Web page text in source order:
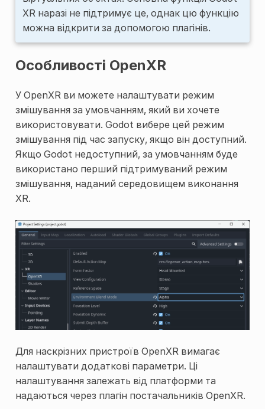
XR наразі не підтримує це, однак цю функцію
можна відкрити за допомогою плагінів.
Особливості OpenXR
У OpenXR ви можете налаштувати режим
змішування за умовчанням, який ви хочете
використовувати. Godot вибере цей режим
змішування під час запуску, якщо він доступний.
Якщо Godot недоступний, за умовчанням буде
використано перший підтримуваний режим
змішування, наданий середовищем виконання
XR.
Для наскрізних пристроїв OpenXR вимагає
налаштувати додаткові параметри. Ці
налаштування залежать від платформи та
надаються через плагін постачальників OpenXR.